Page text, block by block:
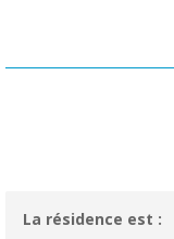
La résidence est :